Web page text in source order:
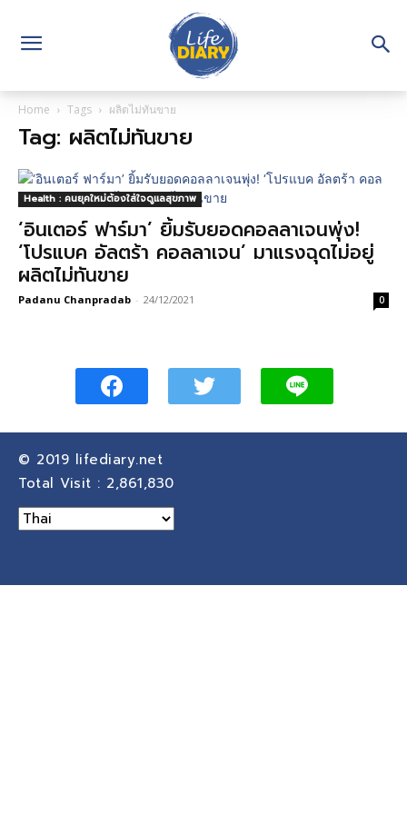
Home Tags ผลิตไม่ทันขาย
Tag: ผลิตไม่ทันขาย
Health : คนยุคใหม่ต้องใส่ใจดูแลสุขภาพ
‘อินเตอร์ ฟาร์มา’ ยิ้มรับยอดคอลลาเจนพุ่ง!
‘โปรแบค อัลตร้า คอลลาเจน’ มาแรงฉุดไม่อยู่
ผลิตไม่ทันขาย
Padanu Chanpradab - 24/12/2021 0
© 2019 lifediary.net
Total Visit : 2,861,830